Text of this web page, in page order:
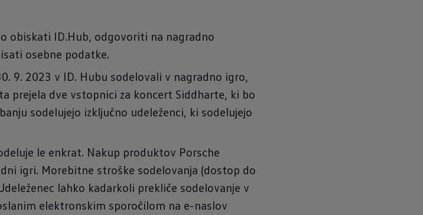
obiskati ID.Hub, odgovoriti na nagradno
osebne podatke.
9. 2023 v ID. Hubu sodelovali v nagradno igro,
prejela dve vstopnici za koncert Siddharte, ki bo
sodelujejo izključno udeleženci, ki sodelujejo
le enkrat. Nakup produktov Porsche
igri. Morebitne stroške sodelovanja (dostop do
lahko kadarkoli prekliče sodelovanje v
elektronskim sporočilom na e-naslov